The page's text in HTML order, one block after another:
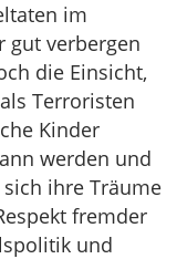
im
gut verbergen
die Einsicht,
Terroristen
Kinder
werden und
ihre Träume
fremder
und